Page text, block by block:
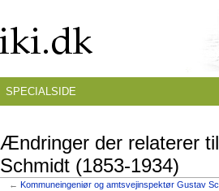
Ændringer der relaterer
Schmidt (1853-1934)
← Kommuneingeniør og amtsvejinspektør Gustav
SPECIALSIDE